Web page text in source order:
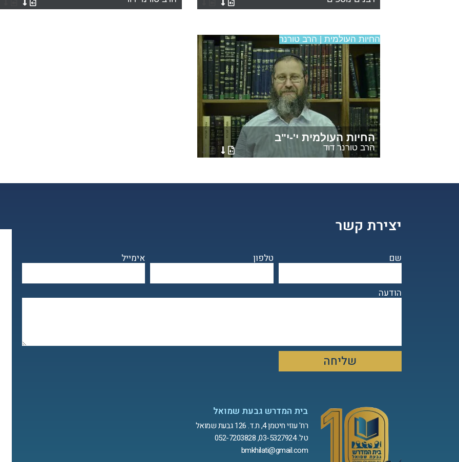
החיות העולמית | הרב טורנר
החיות העולמית י'-י"ב
הרב טורנר דוד
יצירת קשר
שם טלפון אימייל
הודעה
שליחה
בית המדרש גבעת שמואל
רח' עוזי חיטמן 4, ת.ד. 126 גבעת שמואל
טל. 03-5327924, 052-7203828
bmkhilati@gmail.com